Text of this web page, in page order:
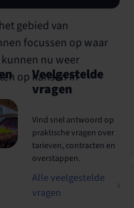
gebied van
focussen op waar
nu weer
op kansen in
Veelgestelde
vragen
Vind snel antwoord op
praktische vragen over
tarieven, contracten en
overstappen.
Alle veelgestelde
vragen